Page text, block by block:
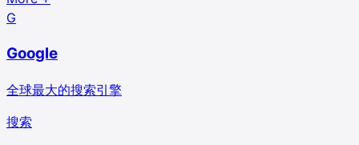
G
Google
全球最大的搜索引擎
搜索